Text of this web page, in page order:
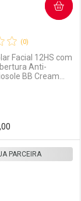
sem Desconto
cada
cada
(0)
Facial 12HS com
Anti-
BB Cream
COMPRAR
PARCEIRA